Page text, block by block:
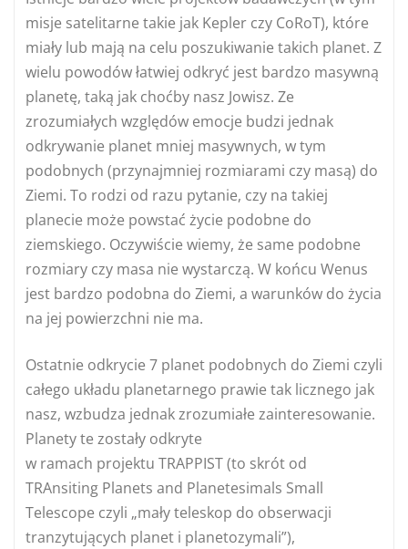
misje satelitarne takie jak Kepler czy CoRoT), które
miały lub mają na celu poszukiwanie takich planet. Z
wielu powodów łatwiej odkryć jest bardzo masywną
planetę, taką jak choćby nasz Jowisz. Ze
zrozumiałych względów emocje budzi jednak
odkrywanie planet mniej masywnych, w tym
podobnych (przynajmniej rozmiarami czy masą) do
Ziemi. To rodzi od razu pytanie, czy na takiej
planecie może powstać życie podobne do
ziemskiego. Oczywiście wiemy, że same podobne
rozmiary czy masa nie wystarczą. W końcu Wenus
jest bardzo podobna do Ziemi, a warunków do życia
na jej powierzchni nie ma.
Ostatnie odkrycie 7 planet podobnych do Ziemi czyli
całego układu planetarnego prawie tak licznego jak
nasz, wzbudza jednak zrozumiałe zainteresowanie.
Planety te zostały odkryte
w ramach projektu TRAPPIST (to skrót od
TRAnsiting Planets and Planetesimals Small
Telescope czyli „mały teleskop do obserwacji
tranzytujących planet i planetozymali”),